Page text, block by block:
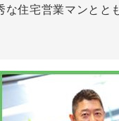
な住宅営業マンとと